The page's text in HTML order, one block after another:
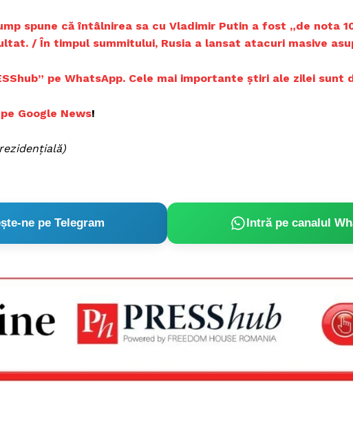
spune că întâlnirea sa cu Vladimir Putin a fost „de nota
/ În timpul summitului, Rusia a lansat atacuri masive
pe WhatsApp. Cele mai importante știri ale zilei sunt
Google News!
ne pe Telegram Intră pe canalul